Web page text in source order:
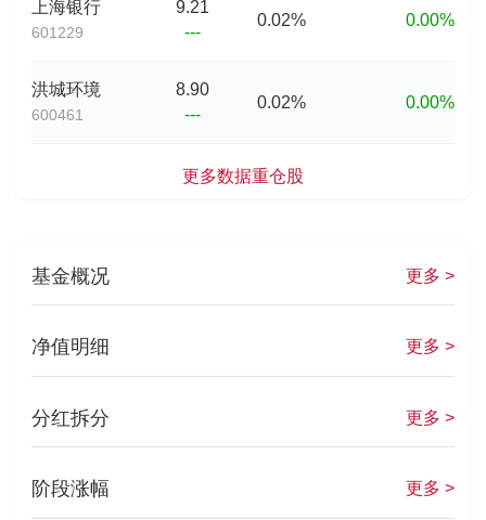
上海银行
601229
9.21
---
0.02% 0.00%
洪城环境
600461
8.90
---
0.02% 0.00%
更多数据重仓股
基金概况 更多 >
净值明细 更多 >
分红拆分 更多 >
阶段涨幅 更多 >